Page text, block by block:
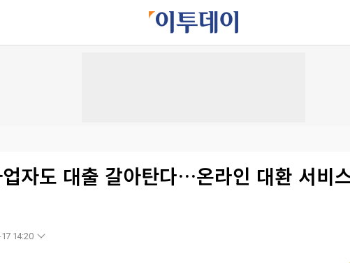
자도 대출 갈아탄다…온라인 대환 서비
14:20